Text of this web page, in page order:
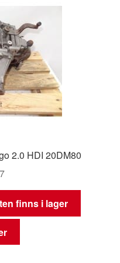
2.0 HDI 20DM80
finns i lager